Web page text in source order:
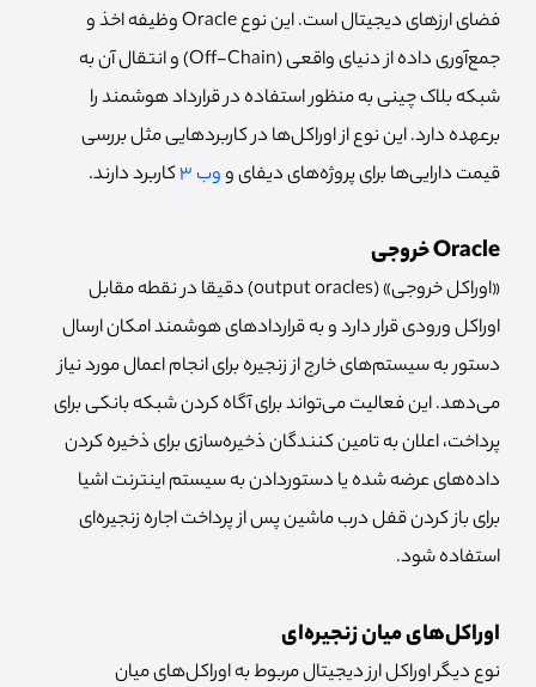
فضای ارزهای دیجیتال است. این نوع Oracle وظیفه اخذ و
جمع‌آوری داده از دنیای واقعی (Off-Chain) و انتقال آن به
شبکه بلاک چینی به منظور استفاده در قرارداد هوشمند را
برعهده دارد. این نوع از اوراکل‌ها در کاربردهایی مثل بررسی
قیمت دارایی‌ها برای پروژه‌های دیفای ووب 3 کاربرد دارند.
Oracle خروجی
«اوراکل خروجی» (output oracles) دقیقا در نقطه مقابل
اوراکل ورودی قرار دارد و به قراردادهای هوشمند امکان ارسال
دستور به سیستم‌های خارج از زنجیره‌ برای انجام اعمال مورد نیاز
می‌دهد. این فعالیت می‌تواند برای آگاه کردن شبکه بانکی برای
پرداخت، اعلان به تامین کنندگان ذخیره‌سازی برای ذخیره کردن
داده‌های عرضه شده یا دستوردادن به سیستم اینترنت اشیا
برای باز کردن قفل درب ماشین پس از پرداخت اجاره زنجیره‌ای
استفاده شود.
اوراکل‌های میان زنجیره‌ای
نوع دیگر اوراکل‌ ارز دیجیتال مربوط به اوراکل‌های میان